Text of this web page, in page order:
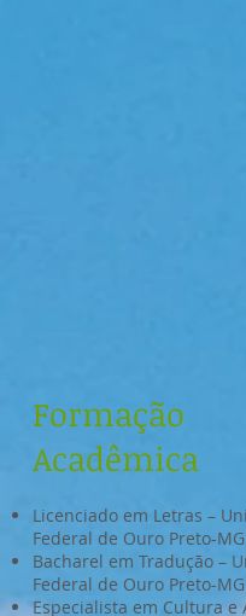
Formação
Acadêmica
Licenciado em Letras –
Federal de Ouro Preto-
Bacharel em Tradução –
Federal de Ouro Preto-
Especialista em Cultura e